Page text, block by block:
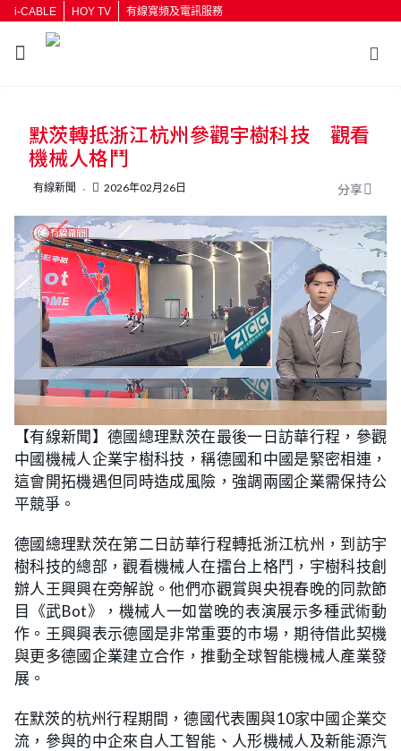
i-CABLE HOY TV 有線寬頻及電訊服務
默茨轉抵浙江杭州參觀宇樹科技 觀看
機械人格鬥
有線新聞 2026年02月26日 分享
n
m
t
e
o
a
d
e
d
:
1
%
【有線新聞】德國總理默茨在最後一日訪華行程，參觀
中國機械人企業宇樹科技，稱德國和中國是緊密相連，
這會開拓機遇但同時造成風險，強調兩國企業需保持公
平競爭。
德國總理默茨在第二日訪華行程轉抵浙江杭州，到訪宇
樹科技的總部，觀看機械人在擂台上格鬥，宇樹科技創
辦人王興興在旁解說。他們亦觀賞與央視春晚的同款節
目《武Bot》，機械人一如當晚的表演展示多種武術動
作。王興興表示德國是非常重要的市場，期待借此契機
與更多德國企業建立合作，推動全球智能機械人產業發
展。
在默茨的杭州行程期間，德國代表團與10家中國企業交
流，參與的中企來自人工智能、人形機械人及新能源汽